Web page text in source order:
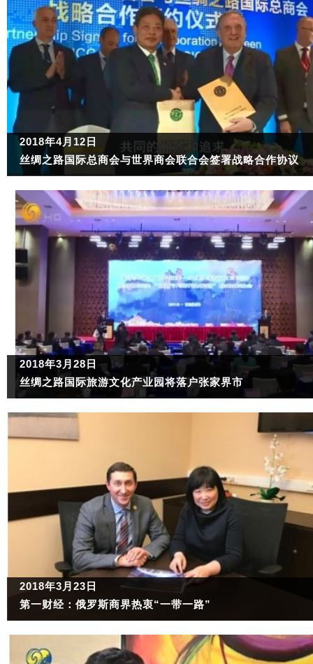
2018年4月12日
丝绸之路国际总商会与世界商会联合会签署战略合作协议
2018年3月28日
丝绸之路国际旅游文化产业园将落户张家界市
2018年3月23日
第一财经：俄罗斯商界热衷“一带一路”